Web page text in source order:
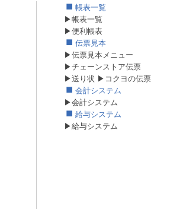
帳表一覧
▶帳表一覧
▶便利帳表
伝票見本
▶伝票見本メニュー
▶チェーンストア伝票
▶送り状 ▶コクヨの伝票
会計システム
▶会計システム
給与システム
▶給与システム